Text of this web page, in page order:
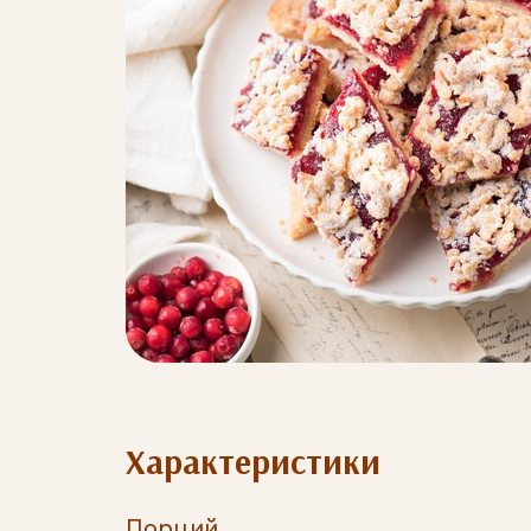
Характеристики